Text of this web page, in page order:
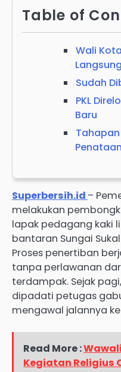
Table of
Wali
Sudah
PKL
Baru
Superbersih.id –
melakukan
lapak pedagang kaki
bantaran Sungai
Proses penertiban
tanpa perlawanan
terdampak. Sejak
dipadati petugas
mengawal jalannya
Read More :
Kegiatan Religius